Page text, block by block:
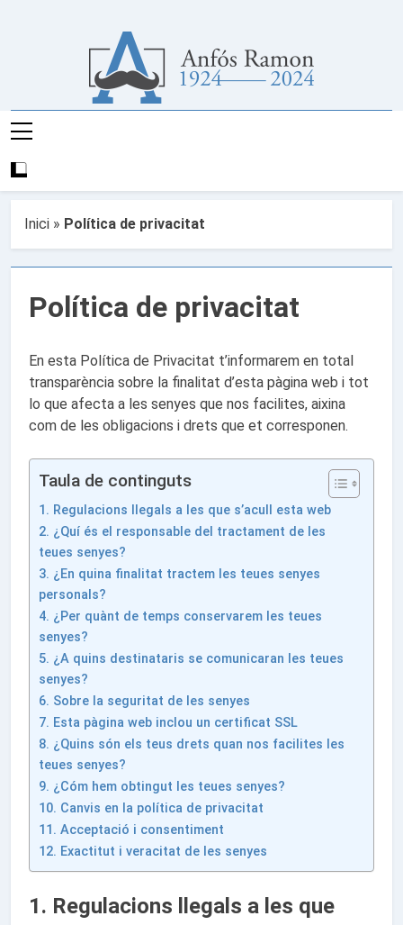
Inici » Política de privacitat
Política de privacitat
En esta Política de Privacitat t’informarem en total
transparència sobre la finalitat d’esta pàgina web i tot
lo que afecta a les senyes que nos facilites, aixina
com de les obligacions i drets que et corresponen.
Taula de continguts
1. Regulacions llegals a les que s’acull esta web
2. ¿Quí és el responsable del tractament de les
teues senyes?
3. ¿En quina finalitat tractem les teues senyes
personals?
4. ¿Per quànt de temps conservarem les teues
senyes?
5. ¿A quins destinataris se comunicaran les teues
senyes?
6. Sobre la seguritat de les senyes
7. Esta pàgina web inclou un certificat SSL
8. ¿Quins són els teus drets quan nos facilites les
teues senyes?
9. ¿Cóm hem obtingut les teues senyes?
10. Canvis en la política de privacitat
11. Acceptació i consentiment
12. Exactitut i veracitat de les senyes
1. Regulacions llegals a les que